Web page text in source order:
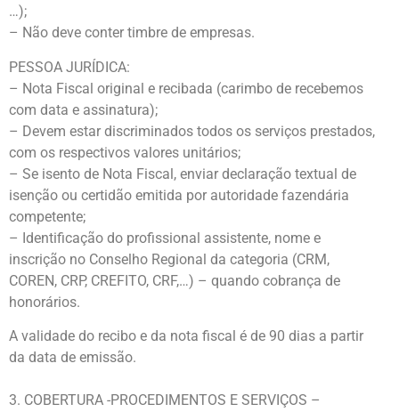
…);
– Não deve conter timbre de empresas.
PESSOA JURÍDICA:
– Nota Fiscal original e recibada (carimbo de recebemos
com data e assinatura);
– Devem estar discriminados todos os serviços prestados,
com os respectivos valores unitários;
– Se isento de Nota Fiscal, enviar declaração textual de
isenção ou certidão emitida por autoridade fazendária
competente;
– Identificação do profissional assistente, nome e
inscrição no Conselho Regional da categoria (CRM,
COREN, CRP, CREFITO, CRF,…) – quando cobrança de
honorários.
A validade do recibo e da nota fiscal é de 90 dias a partir
da data de emissão.
3. COBERTURA -PROCEDIMENTOS E SERVIÇOS –